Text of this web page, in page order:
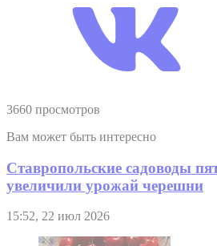
3660 просмотров
Вам может быть интересно
Ставропольские садоводы
увеличили урожай черешни
15:52, 22 июл 2026